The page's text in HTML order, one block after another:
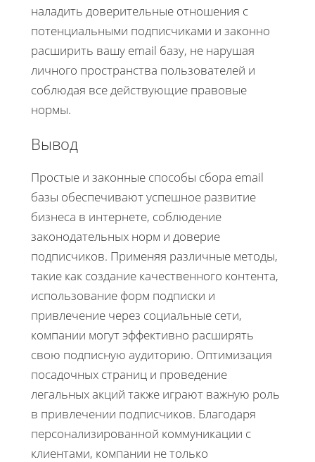
наладить доверительные отношения с
потенциальными подписчиками и законно
расширить вашу email базу, не нарушая
личного пространства пользователей и
соблюдая все действующие правовые
нормы.
Вывод
Простые и законные способы сбора email
базы обеспечивают успешное развитие
бизнеса в интернете, соблюдение
законодательных норм и доверие
подписчиков. Применяя различные методы,
такие как создание качественного контента,
использование форм подписки и
привлечение через социальные сети,
компании могут эффективно расширять
свою подписную аудиторию. Оптимизация
посадочных страниц и проведение
легальных акций также играют важную роль
в привлечении подписчиков. Благодаря
персонализированной коммуникации с
клиентами, компании не только